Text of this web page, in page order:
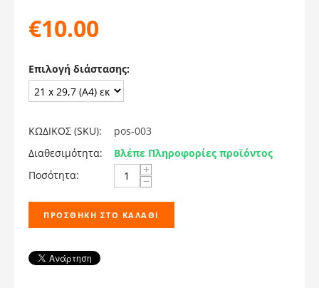
€10.00
Επιλογή διάστασης:
ΚΩΔΙΚΟΣ (SKU):
pos-003
Διαθεσιμότητα:
Βλέπε Πληροφορίες προϊόντος
Ποσότητα:
+
−
ΠΡΟΣΘΉΚΗ ΣΤΟ ΚΑΛΆΘΙ